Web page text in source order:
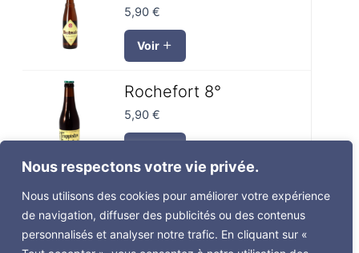
Nous respectons votre vie privée.
Nous utilisons des cookies pour améliorer votre expérience
de navigation, diffuser des publicités ou des contenus
personnalisés et analyser notre trafic. En cliquant sur «
5,90 €
Voir
Rochefort 8°
5,90 €
Vedett blanche 4,7°
5,90€